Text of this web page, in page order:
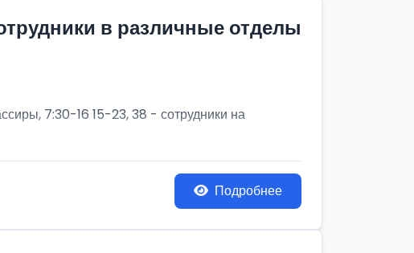
в различные отделы
7:30-16 15-23, 38 - сотрудники на
Подробнее